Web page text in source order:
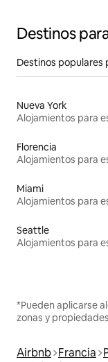
Destinos
Destinos populares
Nueva York
Florencia
Miami
Seattle
*Pueden aplicarse
zonas y
Airbnb Francia